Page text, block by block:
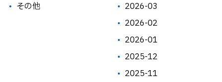
その他
2026-03
2026-02
2026-01
2025-12
2025-11